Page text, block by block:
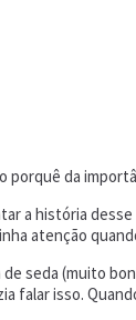
porquê da
a história
atenção
seda (muito
falar isso.